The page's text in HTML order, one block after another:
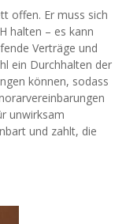
offen. Er muss sich
halten – es kann
Verträge und
ein Durchhalten der
können, sodass
unwirksam
und zahlt, die